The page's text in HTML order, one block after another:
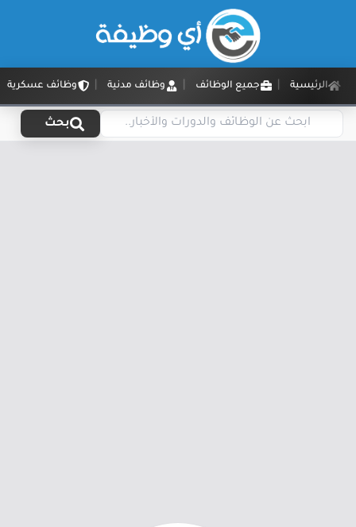
الرئيسية جميع الوظائف وظائف مدنية وظائف عسكرية
بحث